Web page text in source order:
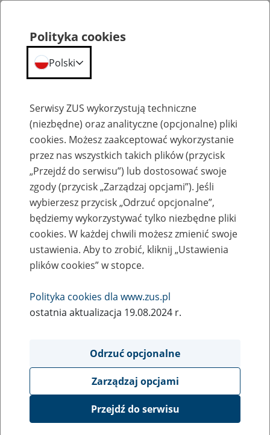
Szkolenia
Zaproś ZUS do siebie - zakładanie profili
eZUS w siedzibie Twojej firmy
Rodzaj wydarzenia
Szkolenia
Obszar merytoryczny
obsługa klientów
Opis wydarzenia
Platforma Usług Elektronicznych ZUS eZUS
Polityka cookies
Polski
Serwisy ZUS wykorzystują techniczne
(niezbędne) oraz analityczne (opcjonalne) pliki
cookies. Możesz zaakceptować wykorzystanie
przez nas wszystkich takich plików (przycisk
„Przejdź do serwisu”) lub dostosować swoje
zgody (przycisk „Zarządzaj opcjami”). Jeśli
wybierzesz przycisk „Odrzuć opcjonalne”,
będziemy wykorzystywać tylko niezbędne pliki
cookies. W każdej chwili możesz zmienić swoje
ustawienia. Aby to zrobić, kliknij „Ustawienia
plików cookies” w stopce.
Polityka cookies dla www.zus.pl
ostatnia aktualizacja 19.08.2024 r.
Odrzuć opcjonalne
Zarządzaj opcjami
Przejdź do serwisu